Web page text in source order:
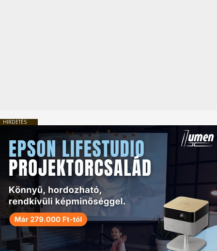
HIRDETÉS